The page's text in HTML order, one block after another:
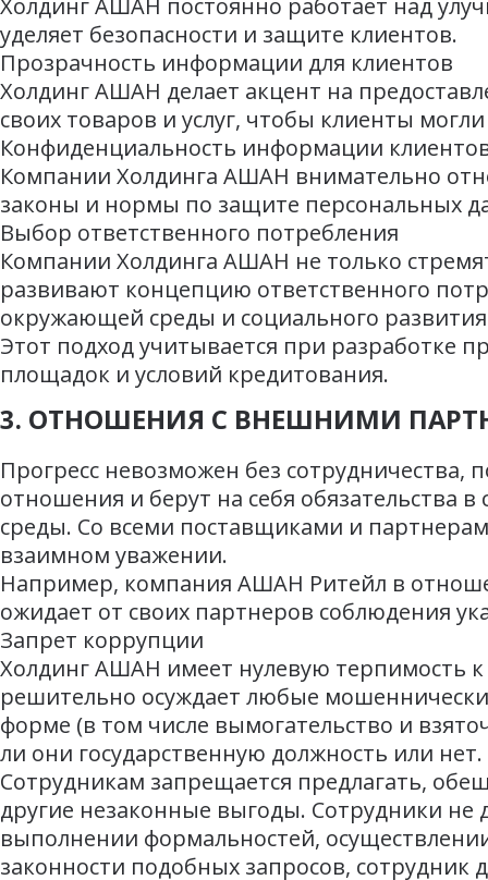
Холдинг АШАН постоянно работает над
уделяет безопасности и защите клиентов.
Прозрачность информации для клиентов
Холдинг АШАН делает акцент на
своих товаров и услуг, чтобы клиенты
Конфиденциальность информации
Компании Холдинга АШАН внимательно
законы и нормы по защите персональных
Выбор ответственного потребления
Компании Холдинга АШАН не только
развивают концепцию ответственного
окружающей среды и социального
Этот подход учитывается при разработке
площадок и условий кредитования.
3. ОТНОШЕНИЯ С ВНЕШНИМИ
Прогресс невозможен без
отношения и берут на себя обязательства
среды. Со всеми поставщиками и
взаимном уважении.
Например, компания АШАН Ритейл в
ожидает от своих партнеров соблюдения
Запрет коррупции
Холдинг АШАН имеет нулевую терпимость
решительно осуждает любые
форме (в том числе вымогательство и
ли они государственную должность или нет.
Сотрудникам запрещается предлагать,
другие незаконные выгоды. Сотрудники
выполнении формальностей,
законности подобных запросов,